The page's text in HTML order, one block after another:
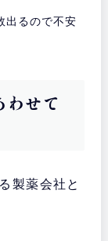
出るので不安
わせて
製薬会社と